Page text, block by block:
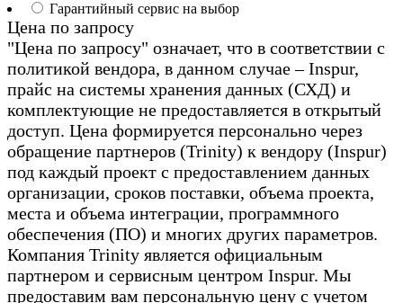
Гарантийный сервис на выбор
Цена по запросу
"Цена по запросу" означает, что в соответствии с
политикой вендора, в данном случае – Inspur,
прайс на системы хранения данных (СХД) и
комплектующие не предоставляется в открытый
доступ. Цена формируется персонально через
обращение партнеров (Trinity) к вендору (Inspur)
под каждый проект с предоставлением данных
организации, сроков поставки, объема проекта,
места и объема интеграции, программного
обеспечения (ПО) и многих других параметров.
Компания Trinity является официальным
партнером и сервисным центром Inspur. Мы
предоставим вам персональную цену с учетом